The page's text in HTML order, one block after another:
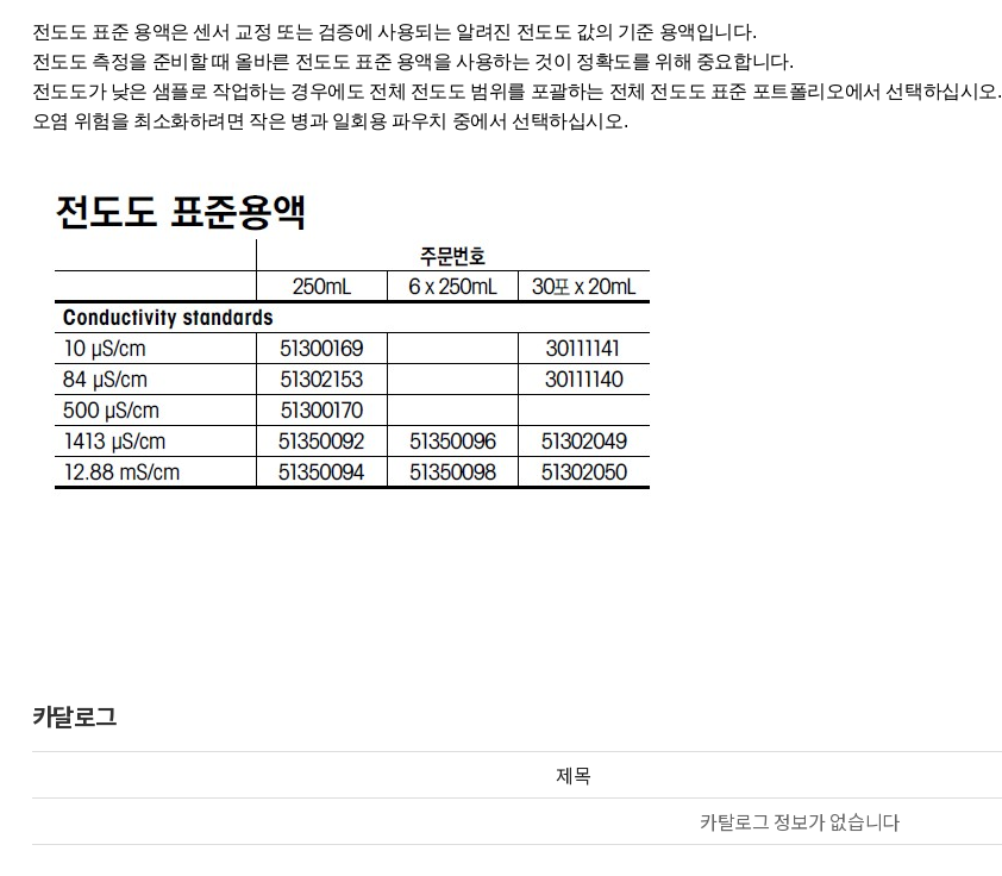
전도도 표준 용액은 센서 교정 또는 검증에 사용되는 알려진 전도도 값의 기준 용액입니다.
전도도 측정을 준비할 때 올바른 전도도 표준 용액을 사용하는 것이 정확도를 위해 중요합니다.
전도도가 낮은 샘플로 작업하는 경우에도 전체 전도도 범위를 포괄하는 전체 전도도 표준 포트폴리오에서 선택하십시오.
오염 위험을 최소화하려면 작은 병과 일회용 파우치 중에서 선택하십시오.
카달로그
제목
카탈로그 정보가 없습니다